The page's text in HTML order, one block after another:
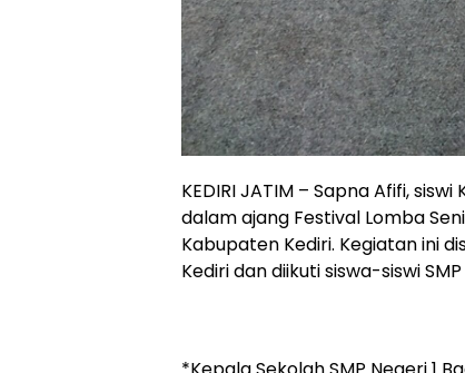
KEDIRI JATIM – Sapna Afifi,
dalam ajang Festival Lomba
Kabupaten Kediri. Kegiatan ini
Kediri dan diikuti siswa-siswi